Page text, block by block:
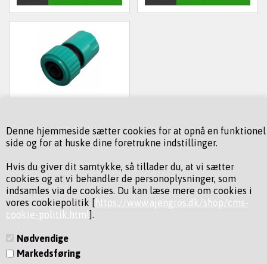
Denne hjemmeside sætter cookies for at opnå en funktionel
side og for at huske dine foretrukne indstillinger.
Hvis du giver dit samtykke, så tillader du, at vi sætter
cookies og at vi behandler de personoplysninger, som
indsamles via de cookies. Du kan læse mere om cookies i
vores cookiepolitik [https://www.ajengros.dk/shop/cms-
cookie-politik.html ].
Nødvendige
Markedsføring
24,95 DKK (inkl. moms)
Varenummer: 10066474